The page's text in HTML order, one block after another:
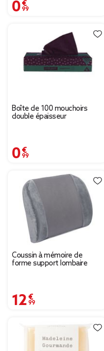
0,99 €
Boîte de 100 mouchoirs
double épaisseur
0,99 €
Coussin à mémoire de
forme support lombaire
12,99 €